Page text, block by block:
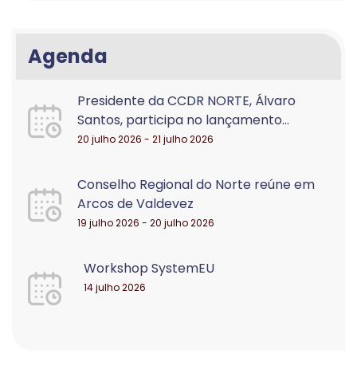
Agenda
Presidente da CCDR NORTE, Álvaro
Santos, participa no lançamento...
20 julho 2026 - 21 julho 2026
Conselho Regional do Norte reúne em
Arcos de Valdevez
19 julho 2026 - 20 julho 2026
Workshop SystemEU
14 julho 2026